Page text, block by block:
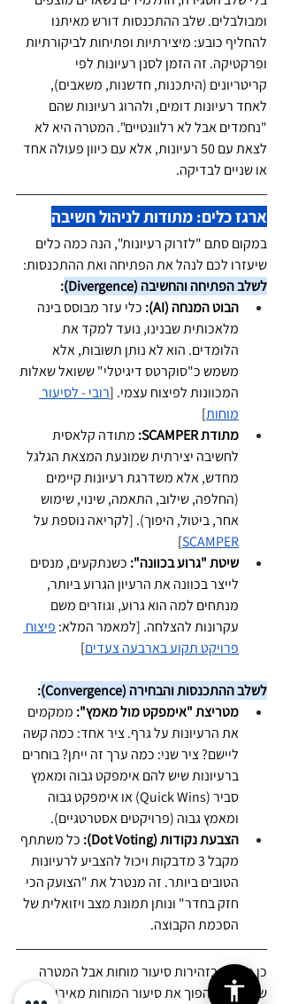
ומבולבלים. שלב ההתכנסות דורש מאיתנו
להחליף כובע: מיצירתיות ופתיחות לביקורתיות
ופרקטיקה. זה הזמן לסנן רעיונות לפי
קריטריונים (היתכנות, חדשנות, משאבים),
לאחד רעיונות דומים, ולהרוג רעיונות שהם
"נחמדים אבל לא רלוונטיים". המטרה היא לא
לצאת עם 50 רעיונות, אלא עם כיוון פעולה אחד
או שניים לבדיקה.
ארגז כלים: מתודות לניהול חשיבה
במקום סתם "לזרוק רעיונות", הנה כמה כלים
שיעזרו לכם לנהל את הפתיחה ואת ההתכנסות:
לשלב הפתיחה והחשיבה (Divergence)
:
הבוט המנחה (AI):
כלי עזר מבוסס בינה
מלאכותית שבנינו, נועד למקד את
הלומדים. הוא לא נותן תשובות, אלא
משמש כ"סוקרטס דיגיטלי" ששואל שאלות
המכוונות לפיצוח עצמי. [רובי - לסיעור
מוחות]
מתודת SCAMPER:
מתודה קלאסית
לחשיבה יצירתית שמונעת המצאת הגלגל
מחדש, אלא משדרגת רעיונות קיימים
(החלפה, שילוב, התאמה, שינוי, שימוש
אחר, ביטול, היפוך). [לקריאה נוספת על
SCAMPER
]
שיטת "גרוע בכוונה": כשנתקעים, מנסים
לייצר בכוונה את הרעיון הגרוע ביותר,
מנתחים למה הוא גרוע, וגוזרים משם
עקרונות להצלחה. [למאמר המלא: פיצוח
פרויקט תקוע בארבעה צעדים]
לשלב ההתכנסות והבחירה (Convergence)
:
מטריצת "אימפקט מול מאמץ": ממקמים
את הרעיונות על גרף. ציר אחד: כמה קשה
ליישם? ציר שני: כמה ערך זה ייתן? בוחרים
ברעיונות שיש להם אימפקט גבוה ומאמץ
סביר (Quick Wins) או אימפקט גבוה
ומאמץ גבוה (פרויקטים אסטרטגיים).
הצבעת נקודות (Dot Voting):
כל משתתף
מקבל 3 מדבקות ויכול להצביע לרעיונות
הטובים ביותר. זה מנטרל את "הצועק הכי
חזק בחדר" ונותן תמונת מצב ויזואלית של
הסכמת הקבוצה.
כן פתחנו בזהירות סיעור מוחות אבל המטרה
שלנו היא להפוך את סיעור המוחות מאירוע